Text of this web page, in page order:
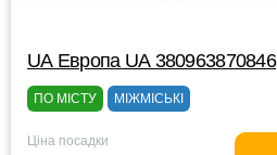
UА Европа UА 380963870846
ПО МІСТУ МІЖМІСЬКІ
Ціна посадки